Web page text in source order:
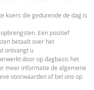
terwijl dit percentage in
De rendementen van producten
noteert, kunnen worden
geen rekening met het
dividenden of
doorrollen van futures
Ook door afrondingen kunnen
van waarden in de
koers die gedurende de dag is
Een positief
betaalt over het
ontvangt u
door op dagbasis het
meer informatie de algemene
voorwaarden of bel ons op